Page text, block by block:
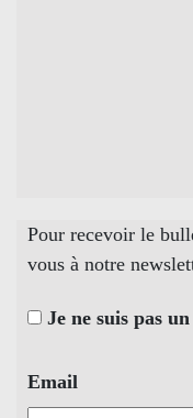
Pour recevoir le
vous à notre
Je ne suis pas
Email